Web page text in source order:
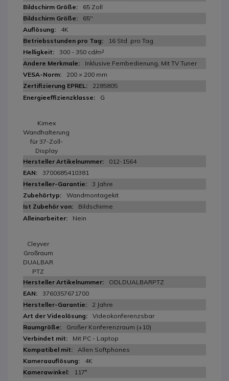
65 Zoll
65''
4K
16 Std. pro Tag
300 - 350 cd/m²
Inklusive Fernbedienung, Mit TV Tuner
200 × 200 mm
2285805
G
Kimex
Wandhalterung
für 37-Zoll-
Display
012-1564
3700685410381
3 Jahre
Wandmontagekit
Bildschirme
Nein
Cleyver
Großraum
DUALBAR
PTZ
ODLDUALBARPTZ
3760357671700
2 Jahre
Videokonferenzsbar
Großer Konferenzraum (+10)
Mit PC - Laptop
Allen Softphones
4K
117°